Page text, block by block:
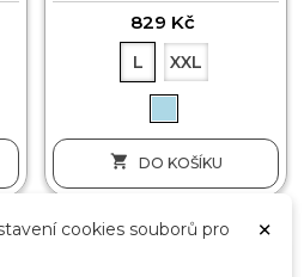
829 Kč
L XXL
 DO KOŠÍKU
×
cookies souborů pro